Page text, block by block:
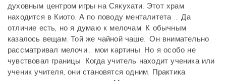
духовным центром игры на Сякухати. Этот храм
находится в Киото. А по поводу менталитета ... Да
отличие есть, но я думаю к мелочам. К обычным
казалось вещам. Той же чайной чаше.. Он внимательно
рассматривал мелочи... мои картины. Но я особо не
чувствовал границы. Когда учитель находит ученика или
ученик учителя, они становятся одним. Практика